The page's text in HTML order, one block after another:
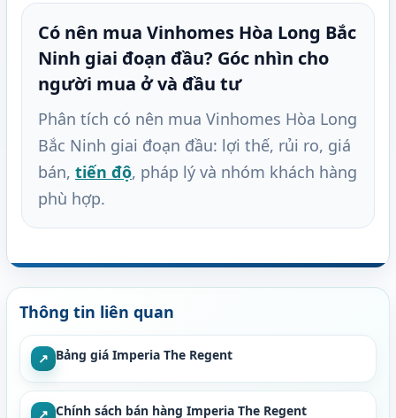
Có nên mua Vinhomes Hòa Long Bắc
Ninh giai đoạn đầu? Góc nhìn cho
người mua ở và đầu tư
Phân tích có nên mua Vinhomes Hòa Long
Bắc Ninh giai đoạn đầu: lợi thế, rủi ro, giá
bán, tiến độ, pháp lý và nhóm khách hàng
phù hợp.
Thông tin liên quan
↗ Bảng giá Imperia The Regent
↗ Chính sách bán hàng Imperia The Regent